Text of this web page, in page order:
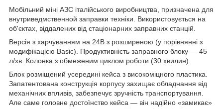
Мобільний міні АЗС італійського виробництва, призначена для
внутриведмственной заправки техніки. Використовується на
об'єктах, віддалених від стаціонарних заправних станцій.
Версія з харчуванням на 24В з розширеною (у порівнянні з
модифікацією Basic). Продуктивність заправного блоку — 45
л/хв. Колонка з обмеженим циклом роботи (30 хвилин).
Блок розміщений усередині кейса з високоміцного пластика.
Запатентована конструкція корпусу захищає обладнання від
механічних впливів, забезпечує зручність транспортування.
Але саме головне достоїнство кейса — він надійно «замикає»